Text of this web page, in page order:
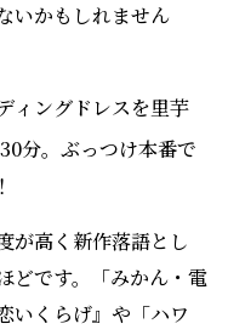
いかもしれません
ィングドレスを里芋
分。ぶっつけ本番で
が高く新作落語とし
どです。「みかん・電
いくらげ』や「ハワ